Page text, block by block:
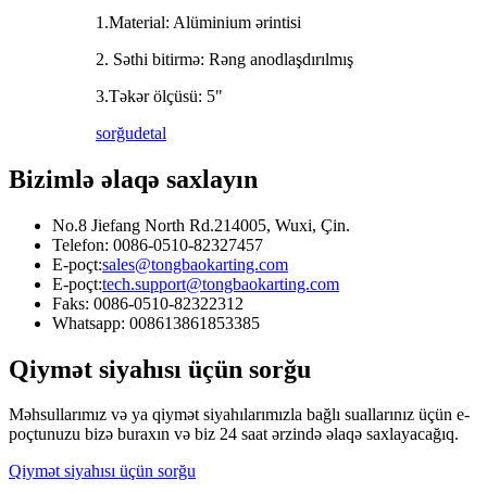
1.Material: Alüminium ərintisi
2. Səthi bitirmə: Rəng anodlaşdırılmış
3.Təkər ölçüsü: 5"
sorğudetal
Bizimlə əlaqə saxlayın
No.8 Jiefang North Rd.214005, Wuxi, Çin.
Telefon: 0086-0510-82327457
E-poçt:sales@tongbaokarting.com
E-poçt:tech.support@tongbaokarting.com
Faks: 0086-0510-82322312
Whatsapp: 008613861853385
Qiymət siyahısı üçün sorğu
Məhsullarımız və ya qiymət siyahılarımızla bağlı suallarınız üçün e-
poçtunuzu bizə buraxın və biz 24 saat ərzində əlaqə saxlayacağıq.
Qiymət siyahısı üçün sorğu